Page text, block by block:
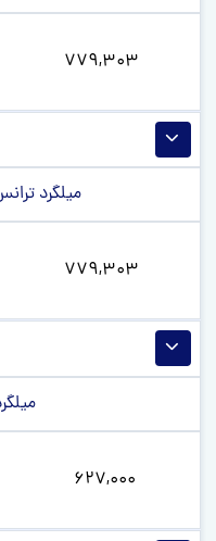
779,303
میلگرد ترانس 18 فولاد
779,303
627,000